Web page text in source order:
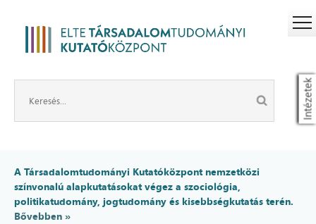
Intézetek
A Társadalomtudományi Kutatóközpont nemzetközi
színvonalú alapkutatásokat végez a szociológia,
politikatudomány, jogtudomány és kisebbségkutatás terén.
Bővebben »